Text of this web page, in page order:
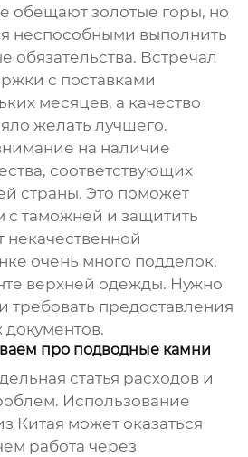
обещают золотые горы, но
неспособными выполнить
Встречал
с поставками
месяцев, а качество
желать лучшего.
на наличие
соответствующих
страны. Это поможет
с таможней и защитить
некачественной
очень много подделок,
верхней одежды. Нужно
требовать предоставления
про подводные камни
статья расходов и
Использование
Китая может оказаться
работа через